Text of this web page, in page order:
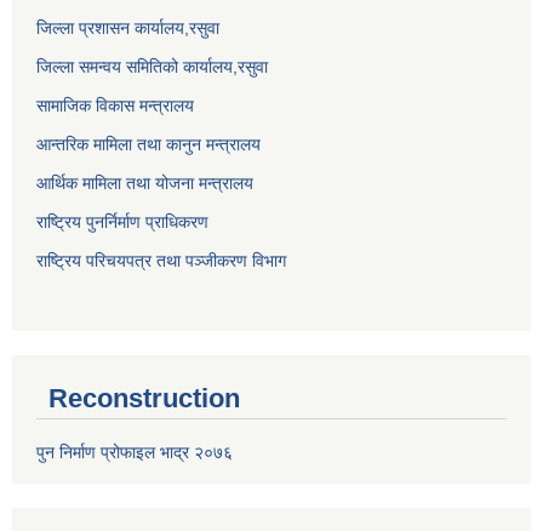
जिल्ला प्रशासन कार्यालय, रसुवा
जिल्ला समन्वय समितिको कार्यालय, रसुवा
सामाजिक विकास मन्त्रालय
आन्तरिक मामिला तथा कानुन मन्त्रालय
आर्थिक मामिला तथा योजना मन्त्रालय
राष्ट्रिय पुनर्निर्माण प्राधिकरण
राष्ट्रिय परिचयपत्र तथा पञ्जीकरण विभाग
Reconstruction
पुन निर्माण प्रोफाइल भाद्र २०७६